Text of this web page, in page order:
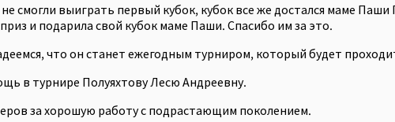
смогли выиграть первый кубок, кубок все же достался маме
и подарила свой кубок маме Паши. Спасибо им за это.
что он станет ежегодным турниром, который будет
в турнире Полуяхтову Лесю Андреевну.
за хорошую работу с подрастающим поколением.